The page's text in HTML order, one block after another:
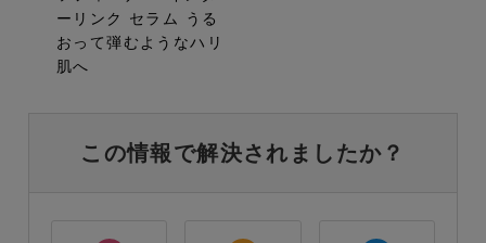
ーリンク セラム うる
おって弾むようなハリ
肌へ
この情報で解決されましたか？